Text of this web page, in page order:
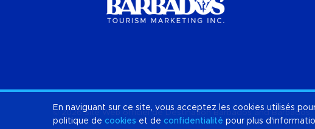
© 2026 Site Web officiel de DestinationBarbados and Barbados
En naviguant sur ce site, vous acceptez les cookies utilisés
politique de cookies et de confidentialité pour plus